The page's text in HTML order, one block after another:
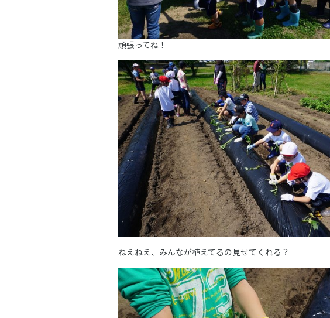
頑張ってね！
ねえねえ、みんなが植えてるの見せてくれる？